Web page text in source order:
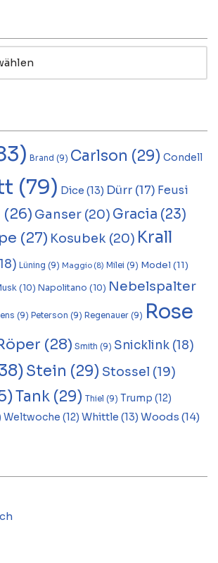
Brand (9) Carlson (29) Condell
(79) Dice (13) Dürr (17) Feusi
(26) Ganser (20) Gracia (23)
(27) Kosubek (20) Krall
Lüning (9) Maggio (8) Milei (9) Model (11)
(10) Napolitano (10) Nebelspalter
(9) Peterson (9) Regenauer (9) Rose
(28) Smith (9) Snicklink (18)
Stein (29) Stossel (19)
Tank (29) Thiel (9) Trump (12)
Weltwoche (12) Whittle (13) Woods (14)